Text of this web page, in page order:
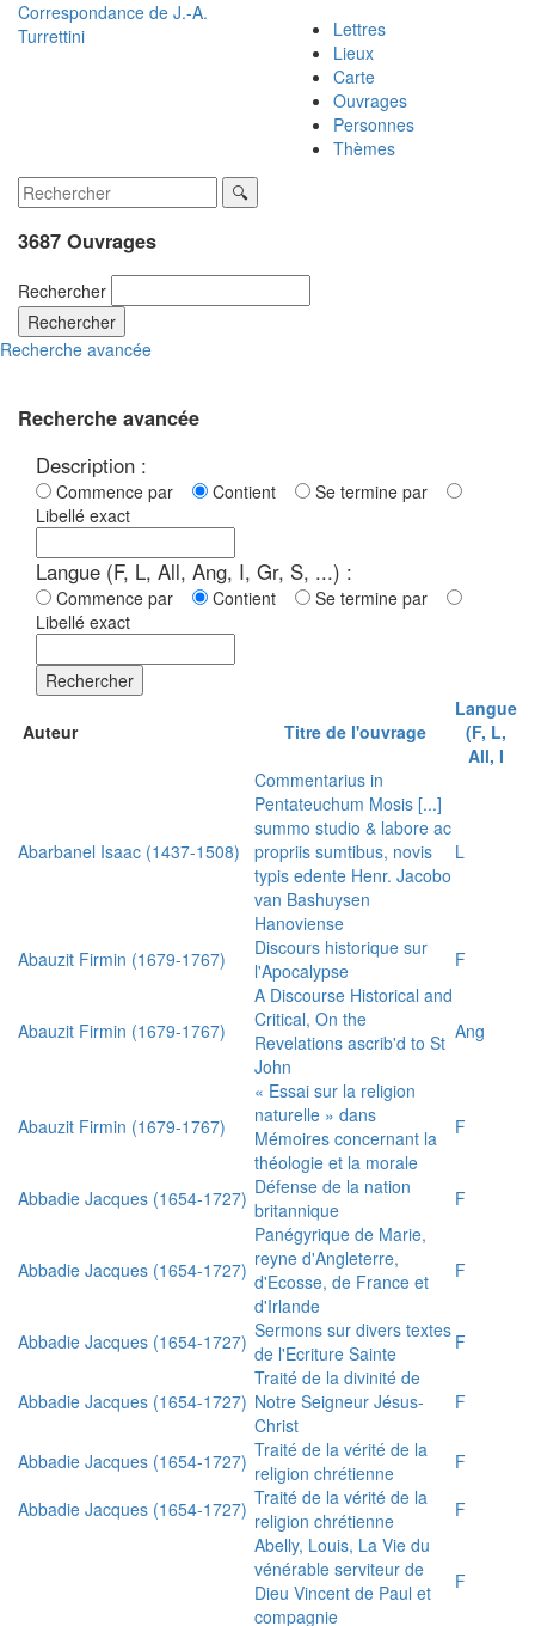
Correspondance de J.-A.
Turrettini
Lettres
Lieux
Carte
Ouvrages
Personnes
Thèmes
3687 Ouvrages
Rechercher
Rechercher
Recherche avancée
Recherche avancée
Description :
Commence par Contient
Se termine par
Libellé exact
Langue (F, L, All, Ang, I, Gr, S, ...) :
Commence par Contient
Se termine par
Libellé exact
Rechercher
Auteur Titre de l'ouvrage
Langue
(F, L,
All, I
Abarbanel Isaac (1437-1508)
Commentarius in
Pentateuchum Mosis [...]
summo studio & labore ac
propriis sumtibus, novis
typis edente Henr. Jacobo
van Bashuysen
Hanoviense
L
Abauzit Firmin (1679-1767)
Discours historique sur
l'Apocalypse
F
Abauzit Firmin (1679-1767)
A Discourse Historical and
Critical, On the
Revelations ascrib'd to St
John
Ang
Abauzit Firmin (1679-1767)
« Essai sur la religion
naturelle » dans
Mémoires concernant la
théologie et la morale
F
Abbadie Jacques (1654-1727) Défense de la nation
britannique
F
Abbadie Jacques (1654-1727)
Panégyrique de Marie,
reyne d'Angleterre,
d'Ecosse, de France et
d'Irlande
F
Abbadie Jacques (1654-1727) Sermons sur divers textes
de l'Ecriture Sainte
F
Abbadie Jacques (1654-1727)
Traité de la divinité de
Notre Seigneur Jésus-
Christ
F
Abbadie Jacques (1654-1727) Traité de la vérité de la
religion chrétienne
F
Abbadie Jacques (1654-1727) Traité de la vérité de la
religion chrétienne
F
Abelly, Louis, La Vie du
vénérable serviteur de
Dieu Vincent de Paul et
compagnie
F